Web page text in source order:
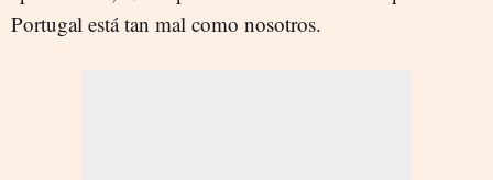
Portugal está tan mal como nosotros.